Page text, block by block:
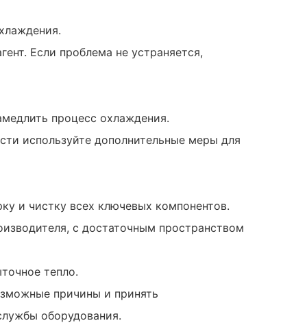
Если проблема не устраняется,
процесс охлаждения.
используйте дополнительные меры для
и чистку всех ключевых компонентов.
с достаточным пространством
тепло.
причины и принять
оборудования.